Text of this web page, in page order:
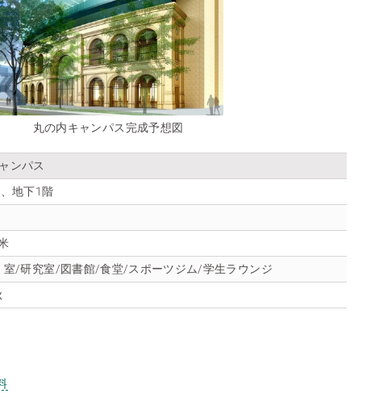
丸の内キャンパス完成予想図
ンパス
地下1階
室/研究室/図書館/食堂/スポーツジム/学生ラウンジ